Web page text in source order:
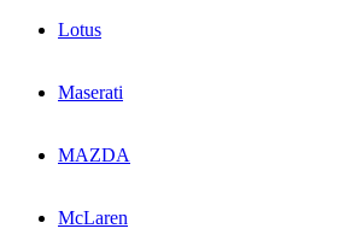
Lotus
Maserati
MAZDA
McLaren